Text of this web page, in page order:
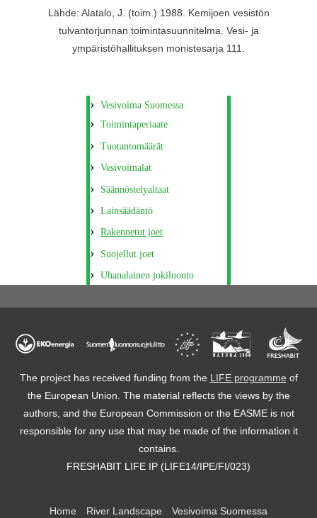
Lähde: Alatalo, J. (toim.) 1988. Kemijoen vesistön
tulvantorjunnan toimintasuunnitelma. Vesi- ja
ympäristöhallituksen monistesarja 111.
Vesivoima Suomessa
Toimintaperiaate
Tuotantomäärät
Vesivoimalat
Säännöstelyaltaat
Lainsäädäntö
Rakennetut joet
Suojellut joet
Uhanalainen jokiluonto
The project has received funding from the LIFE programme of
the European Union. The material reflects the views by the
authors, and the European Commission or the EASME is not
responsible for any use that may be made of the information it
contains.
FRESHABIT LIFE IP (LIFE14/IPE/FI/023)
Home River Landscape Vesivoima Suomessa